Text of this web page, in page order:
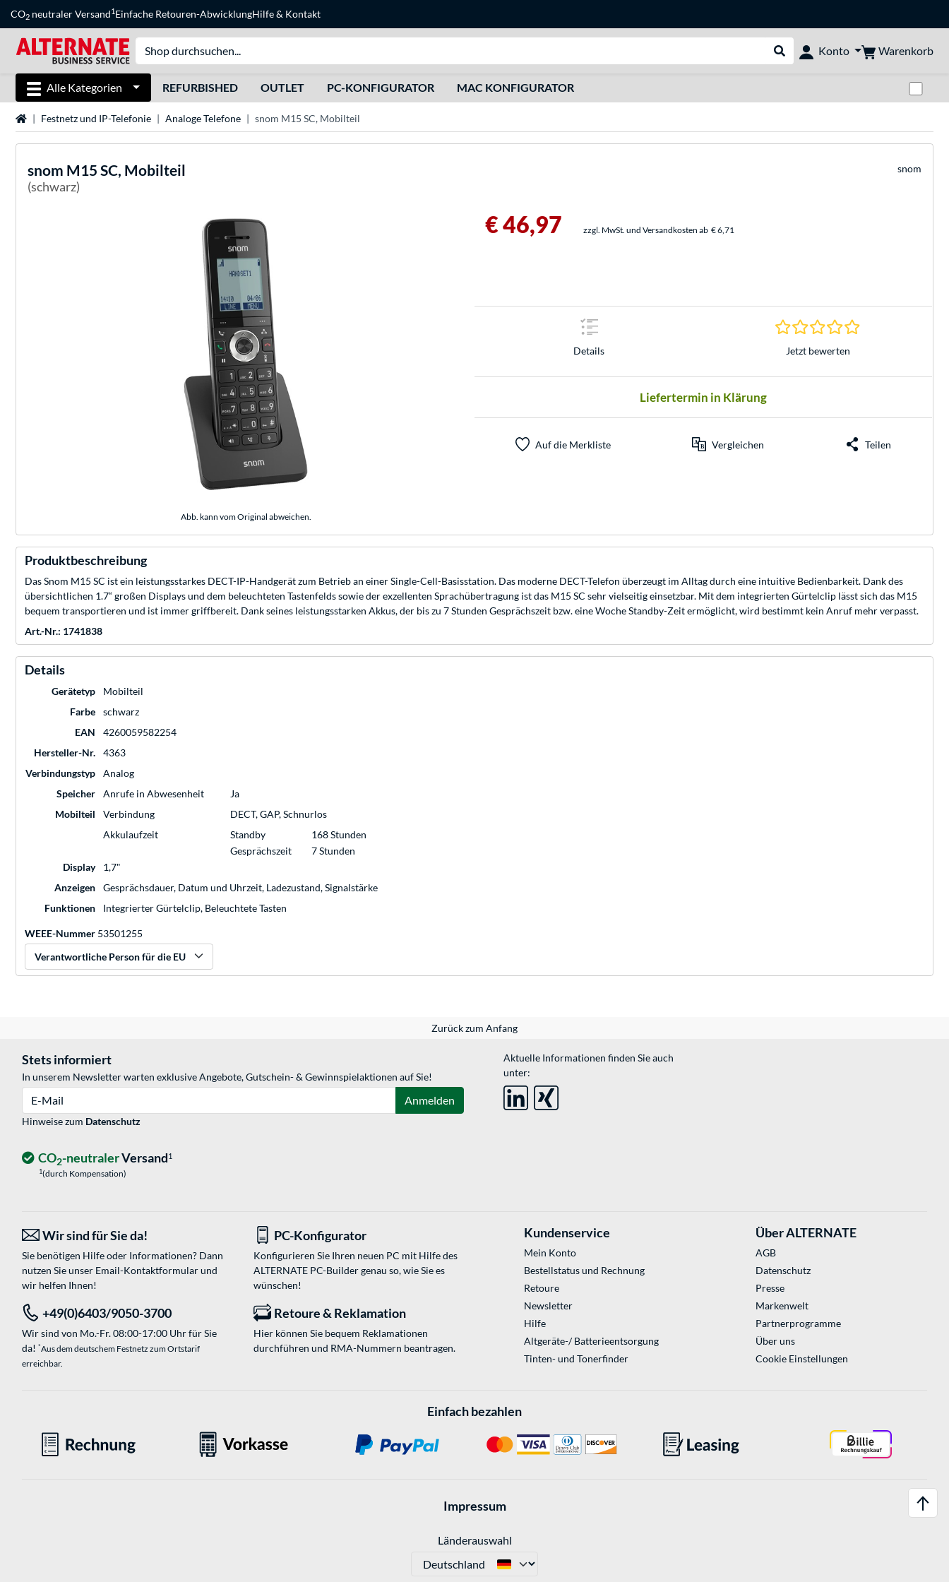
CO2 neutraler Versand1Einfache Retouren-AbwicklungHilfe& Kontakt
Suche durchführen
Konto Warenkorb
Alle Kategorien REFURBISHED OUTLET PC-KONFIGURATOR MAC KONFIGURATOR
StartseiteFestnetz und IP-Telefonie Analoge Telefone snom M15 SC, Mobilteil
snom M15 SC, Mobilteil
(schwarz)
snom
Abb. kann vom Original abweichen.
€ 46,97 zzgl. MwSt. und Versandkosten ab € 6,71
Details
0.0 Sterne bei 0
Jetzt bewerten
Liefertermin in Klärung
Auf die Merkliste Vergleichen Teilen
Produktbeschreibung
Das Snom M15 SC ist ein leistungsstarkes DECT-IP-Handgerät zum Betrieb an einer Single-Cell-Basisstation. Das moderne DECT-Telefon überzeugt im Alltag durch eine intuitive Bedienbarkeit. Dank des
übersichtlichen 1.7“ großen Displays und dem beleuchteten Tastenfelds sowie der exzellenten Sprachübertragung ist das M15 SC sehr vielseitig einsetzbar. Mit dem integrierten Gürtelclip lässt sich das M15
bequem transportieren und ist immer griffbereit. Dank seines leistungsstarken Akkus, der bis zu 7 Stunden Gesprächszeit bzw. eine Woche Standby-Zeit ermöglicht, wird bestimmt kein Anruf mehr verpasst.
Art.-Nr.: 1741838
Details
Gerätetyp
Mobilteil
Farbe
schwarz
EAN
4260059582254
Hersteller-Nr.
4363
Verbindungstyp
Analog
Speicher
Anrufe in Abwesenheit
Ja
Mobilteil
Verbindung
DECT, GAP, Schnurlos
Akkulaufzeit
Standby
168 Stunden
Gesprächszeit
7 Stunden
Display
1,7"
Anzeigen
Gesprächsdauer, Datum und Uhrzeit, Ladezustand, Signalstärke
Funktionen
Integrierter Gürtelclip, Beleuchtete Tasten
WEEE-Nummer 53501255
Verantwortliche Person für die EU
Zurück zum Anfang
Stets informiert
In unserem Newsletter warten exklusive Angebote, Gutschein- & Gewinnspielaktionen auf Sie!
Anmelden
Hinweise zum Datenschutz
Aktuelle Informationen finden Sie auch
unter:
CO2-neutralerVersand1
1(durch Kompensation)
Wir sind für Sie da!
Sie benötigen Hilfe oder Informationen? Dann
nutzen Sie unser Email-Kontaktformularund
wir helfen Ihnen!
PC-Konfigurator
Konfigurieren Sie Ihren neuen PC mit Hilfe des
ALTERNATE PC-Builder genau so, wie Sie es
wünschen!
+49(0)6403/9050-3700
Wir sind von Mo.-Fr. 08:00-17:00 Uhr für Sie
da! *Aus dem deutschem Festnetz zum Ortstarif
erreichbar.
Retoure & Reklamation
Hier können Sie bequem Reklamationen
durchführen und RMA-Nummern beantragen.
Kundenservice
Mein Konto
Bestellstatus und Rechnung
Retoure
Newsletter
Hilfe
Altgeräte-/ Batterieentsorgung
Tinten- und Tonerfinder
Über ALTERNATE
AGB
Datenschutz
Presse
Markenwelt
Partnerprogramme
Über uns
Cookie Einstellungen
Einfach bezahlen
Impressum
Länderauswahl